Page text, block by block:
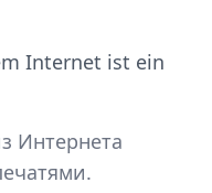
Internet ist ein
Интернета